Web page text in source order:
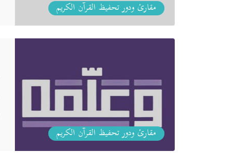
مقارئ ودور تحفيظ القرآن الكريم
مقارئ ودور تحفيظ القرآن الكريم